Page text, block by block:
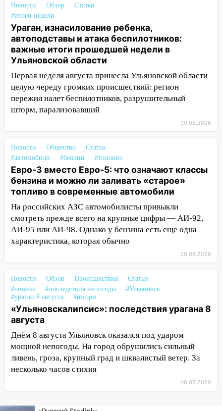
ремонтируют девять мостов: один уже
готов, ещё два — почти завершены
17:00 «Ульяновскалипсис»: последствия
урагана 8 августа
16:38 Прогноз погоды в Ульяновской
области на 9 августа
16:34
Из-за мощной непогоды в
Ульяновске отменили фестиваль «Наше
время»
Ульяновской области намолотил более
100 тысяч тонн зерна
15:17
В колледжи и техникумы
Ульяновской области подали более 10
тысяч заявлений
15:04
Фоторепортаж с улиц Ульяновска
после шторма: поваленные деревья и
затопленные улицы
Ураган вырвал остановку на улице
14:26
Жители Ульяновска сами
пытаются расчистить ливнёвки, не
дождавшись коммунальщиков
14:16 Шторм продолжает ломать город:
на улице Любови Шевцовой рухнул
светофор
14:14 Студента из Ульяновска обманули
мошенники под видом преподавателя
упавшее дерево или затопленную улицу
Новости Обзор
Статьи
#итоги недели
Ураган, изнасилование ребенка,
автоподставы и атака беспилотников:
важные итоги прошедшей недели в
Ульяновской области
Первая неделя августа принесла Ульяновской области
целую череду громких происшествий: регион
пережил налет беспилотников, разрушительный
шторм, парализовавший
09.08.2026
Новости Общество
Статьи
#автомобили
#бензин #топливо
Евро-3 вместо Евро-5: что означают классы
бензина и можно ли заливать «старое»
топливо в современные автомобили
На российских АЗС автомобилисты привыкли
смотреть прежде всего на крупные цифры — АИ-92,
АИ-95 или АИ-98. Однако у бензина есть еще одна
характеристика, которая обычно
09.08.2026
Новости Обзор Происшествия
Статьи
#ливень
#последствия непогоды
#Ульяновск
#ураган 8 августа
#шторм
«Ульяновскалипсис»: последствия урагана 8
августа
Днём 8 августа Ульяновск оказался под ударом
мощной непогоды. На город обрушились сильный
ливень, гроза, крупный град и шквалистый ветер. За
несколько часов стихия
08.08.2026